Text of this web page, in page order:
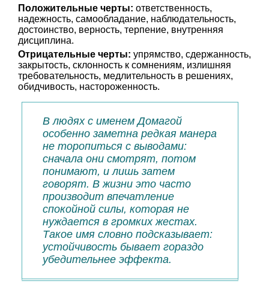
Положительные черты: ответственность,
надежность, самообладание, наблюдательность,
достоинство, верность, терпение, внутренняя
дисциплина.
Отрицательные черты: упрямство, сдержанность,
закрытость, склонность к сомнениям, излишняя
требовательность, медлительность в решениях,
обидчивость, настороженность.
В людях с именем Домагой
особенно заметна редкая манера
не торопиться с выводами:
сначала они смотрят, потом
понимают, и лишь затем
говорят. В жизни это часто
производит впечатление
спокойной силы, которая не
нуждается в громких жестах.
Такое имя словно подсказывает:
устойчивость бывает гораздо
убедительнее эффекта.